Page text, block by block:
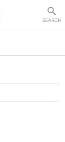
SEARCH